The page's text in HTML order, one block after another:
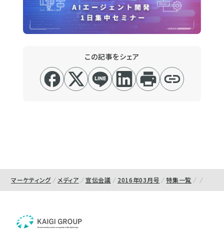
この記事をシェア
マーケティング メディア 宣伝会議 2016年03月号 特集一覧